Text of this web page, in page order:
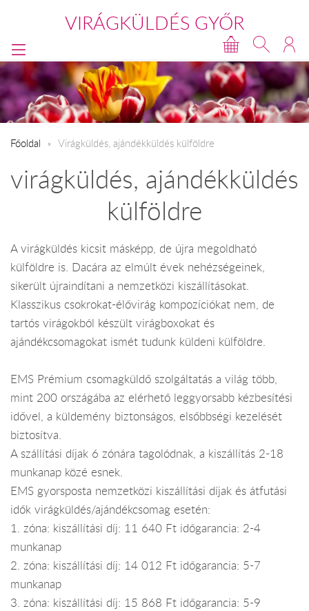
VIRÁGKÜLDÉS GYŐR
Főoldal Virágküldés, ajándékküldés külföldre
virágküldés, ajándékküldés
külföldre
A virágküldés kicsit másképp, de újra megoldható
külföldre is. Dacára az elmúlt évek nehézségeinek,
sikerült újraindítani a nemzetközi kiszállításokat.
Klasszikus csokrokat-élővirág kompozíciókat nem, de
tartós virágokból készült virágboxokat és
ajándékcsomagokat ismét tudunk küldeni külföldre.
EMS Prémium csomagküldő szolgáltatás a világ több,
mint 200 országába az elérhető leggyorsabb kézbesítési
idővel, a küldemény biztonságos, elsőbbségi kezelését
biztosítva.
A szállítási díjak 6 zónára tagolódnak, a kiszállítás 2-18
munkanap közé esnek.
EMS gyorsposta nemzetközi kiszállítási díjak és átfutási
idők virágküldés/ajándékcsomag esetén:
1. zóna: kiszállítási díj: 11 640 Ft időgarancia: 2-4
munkanap
2. zóna: kiszállítási díj: 14 012 Ft időgarancia: 5-7
munkanap
3. zóna: kiszállítási díj: 15 868 Ft időgarancia: 5-9